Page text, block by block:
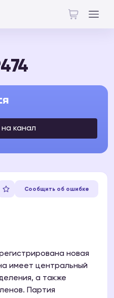
канал
Сообщить об ошибке
новая
имеет центральный
а также
Партия